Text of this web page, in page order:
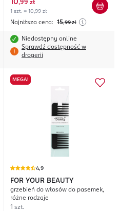
10,99 zł
1 szt. = 10,99 zł
Najniższa cena: 15,99 zł
Niedostępny online
Sprawdź dostępność w
drogerii
MEGA!
4,9
FOR YOUR BEAUTY
grzebień do włosów do pasemek,
różne rodzaje
1 szt.